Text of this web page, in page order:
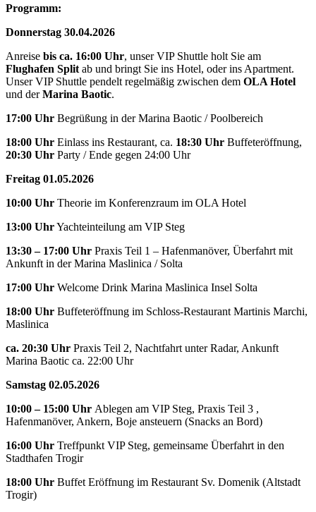
Programm:
Donnerstag 30.04.2026
Anreise bis ca. 16:00 Uhr, unser VIP Shuttle holt Sie am
Flughafen Split ab und bringt Sie ins Hotel, oder ins Apartment.
Unser VIP Shuttle pendelt regelmäßig zwischen dem OLA Hotel
und derMarina Baotic.
17:00 Uhr Begrüßung in der Marina Baotic / Poolbereich
18:00 Uhr Einlass ins Restaurant, ca. 18:30 Uhr Buffeteröffnung,
20:30 Uhr Party / Ende gegen 24:00 Uhr
Freitag 01.05.2026
10:00 Uhr Theorie im Konferenzraum im OLA Hotel
13:00 UhrYachteinteilung am VIP Steg
13:30 – 17:00 Uhr Praxis Teil 1 – Hafenmanöver, Überfahrt mit
Ankunft in der Marina Maslinica / Solta
17:00 Uhr Welcome Drink Marina Maslinica Insel Solta
18:00 Uhr Buffeteröffnung im Schloss-Restaurant Martinis Marchi,
Maslinica
ca. 20:30 Uhr Praxis Teil 2, Nachtfahrt unter Radar, Ankunft
Marina Baotic ca. 22:00 Uhr
Samstag 02.05.2026
10:00– 15:00 Uhr Ablegen am VIP Steg, Praxis Teil 3 ,
Hafenmanöver, Ankern, Boje ansteuern (Snacks an Bord)
16:00 Uhr Treffpunkt VIP Steg, gemeinsame Überfahrt in den
Stadthafen Trogir
18:00 Uhr Buffet Eröffnung im Restaurant Sv. Domenik (Altstadt
Trogir)